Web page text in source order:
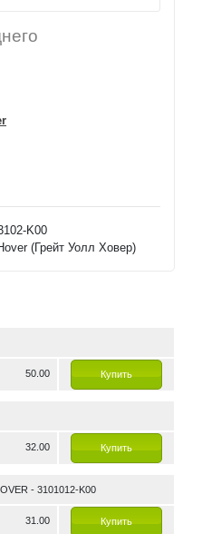
K00
(Грейт Уолл Ховер)
50.00 Купить
32.00 Купить
- 3101012-K00
31.00 Купить